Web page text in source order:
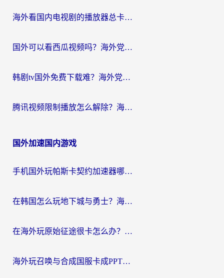
海外看国内电视剧的播放器总卡顿？选对回国加速器才是关键
国外可以看西瓜视频吗？海外党追剧看片的终极解决方案
韩剧tv国外免费下载难？海外党看国内剧的加速器选择指南（附实用技巧）
腾讯视频限制播放怎么解除？海外党亲测有效的回国加速指南
国外加速国内游戏
手机国外玩帕斯卡契约加速器哪个好用？海外党国服游戏之路的救星
在韩国怎么玩地下城与勇士？海外党必看的国服游戏加速全攻略
在海外玩原始征途很卡怎么办？一份给游子的终极指南
海外玩召唤与合成国服卡成PPT？这篇解决办法让你丝滑操作